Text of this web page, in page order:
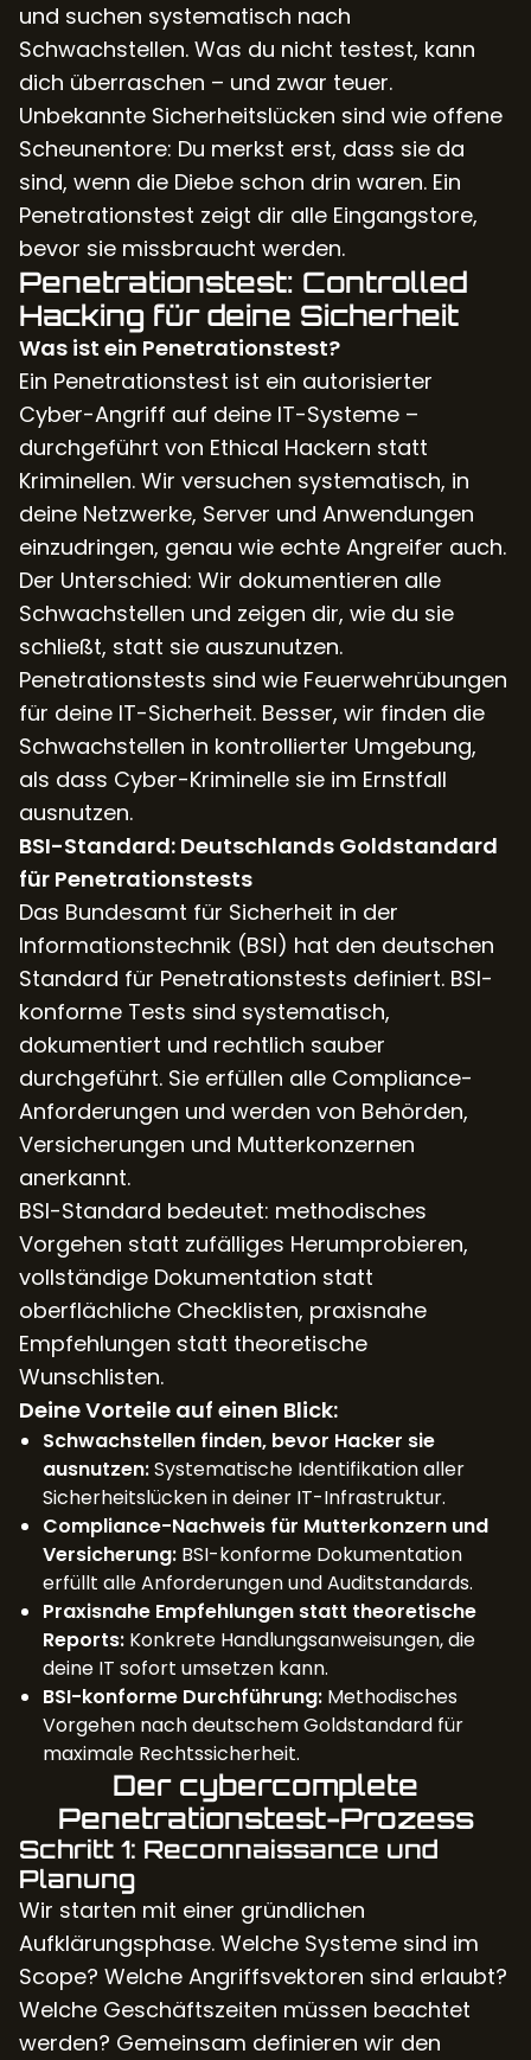
und suchen systematisch nach
Schwachstellen. Was du nicht testest, kann
dich überraschen – und zwar teuer.
Unbekannte Sicherheitslücken sind wie offene
Scheunentore: Du merkst erst, dass sie da
sind, wenn die Diebe schon drin waren. Ein
Penetrationstest zeigt dir alle Eingangstore,
bevor sie missbraucht werden.
Penetrationstest: Controlled
Hacking für deine Sicherheit
Was ist ein Penetrationstest?
Ein Penetrationstest ist ein autorisierter
Cyber-Angriff auf deine IT-Systeme –
durchgeführt von Ethical Hackern statt
Kriminellen. Wir versuchen systematisch, in
deine Netzwerke, Server und Anwendungen
einzudringen, genau wie echte Angreifer auch.
Der Unterschied: Wir dokumentieren alle
Schwachstellen und zeigen dir, wie du sie
schließt, statt sie auszunutzen.
Penetrationstests sind wie Feuerwehrübungen
für deine IT-Sicherheit. Besser, wir finden die
Schwachstellen in kontrollierter Umgebung,
als dass Cyber-Kriminelle sie im Ernstfall
ausnutzen.
BSI-Standard: Deutschlands Goldstandard
für Penetrationstests
Das Bundesamt für Sicherheit in der
Informationstechnik (BSI) hat den deutschen
Standard für Penetrationstests definiert. BSI-
konforme Tests sind systematisch,
dokumentiert und rechtlich sauber
durchgeführt. Sie erfüllen alle Compliance-
Anforderungen und werden von Behörden,
Versicherungen und Mutterkonzernen
anerkannt.
BSI-Standard bedeutet: methodisches
Vorgehen statt zufälliges Herumprobieren,
vollständige Dokumentation statt
oberflächliche Checklisten, praxisnahe
Empfehlungen statt theoretische
Wunschlisten.
Deine Vorteile auf einen Blick:
Schwachstellen finden, bevor Hacker sie
ausnutzen:Systematische Identifikation aller
Sicherheitslücken in deiner IT-Infrastruktur.
Compliance-Nachweis für Mutterkonzern und
Versicherung: BSI-konforme Dokumentation
erfüllt alle Anforderungen und Auditstandards.
Praxisnahe Empfehlungen statt theoretische
Reports: Konkrete Handlungsanweisungen, die
deine IT sofort umsetzen kann.
BSI-konforme Durchführung: Methodisches
Vorgehen nach deutschem Goldstandard für
maximale Rechtssicherheit.
Der cybercomplete
Penetrationstest-Prozess
Schritt 1: Reconnaissance und
Planung
Wir starten mit einer gründlichen
Aufklärungsphase. Welche Systeme sind im
Scope? Welche Angriffsvektoren sind erlaubt?
Welche Geschäftszeiten müssen beachtet
werden? Gemeinsam definieren wir den